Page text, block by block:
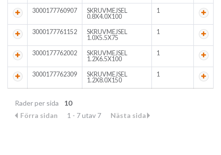
3000177760907
SKRUVMEJSEL
0.8X4.0X100
1
3000177761152
SKRUVMEJSEL
1.0X5.5X75
1
3000177762002
SKRUVMEJSEL
1.2X6.5X100
1
3000177762309
SKRUVMEJSEL
1.2X8.0X150
1
Rader per sida
10
Förra sidan
1 - 7 utav 7 Nästa sida